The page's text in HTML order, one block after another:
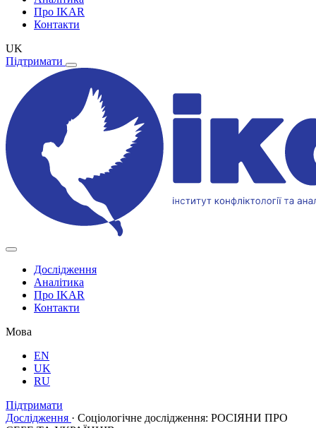
Про IKAR
Контакти
UK
Підтримати
Дослідження
Аналітика
Про IKAR
Контакти
Мова
EN
UK
RU
Підтримати
Дослідження · Соціологічне дослідження: РОСІЯНИ ПРО